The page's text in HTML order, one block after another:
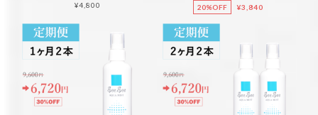
¥4,800 20%OFF ¥3,840